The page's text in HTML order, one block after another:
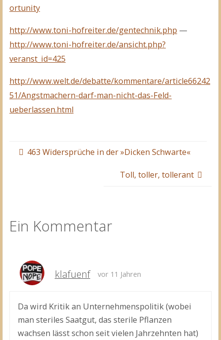
ortunity
http://www.toni-hofreiter.de/gentechnik.php —
http://www.toni-hofreiter.de/ansicht.php?
veranst_id=425
http://www.welt.de/debatte/kommentare/article66242
51/Angstmachern-darf-man-nicht-das-Feld-
ueberlassen.html
463 Widersprüche in der »Dicken Schwarte«
Toll, toller, tollerant
Ein Kommentar
klafuenf vor 11 Jahren
Da wird Kritik an Unternehmenspolitik (wobei
man steriles Saatgut, das sterile Pflanzen
wachsen lässt schon seit vielen Jahrzehnten hat)